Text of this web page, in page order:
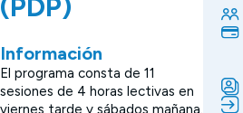
(PDP)
Información
El programa consta de 11
sesiones de 4 horas lectivas en
viernes tarde y sábados mañana.